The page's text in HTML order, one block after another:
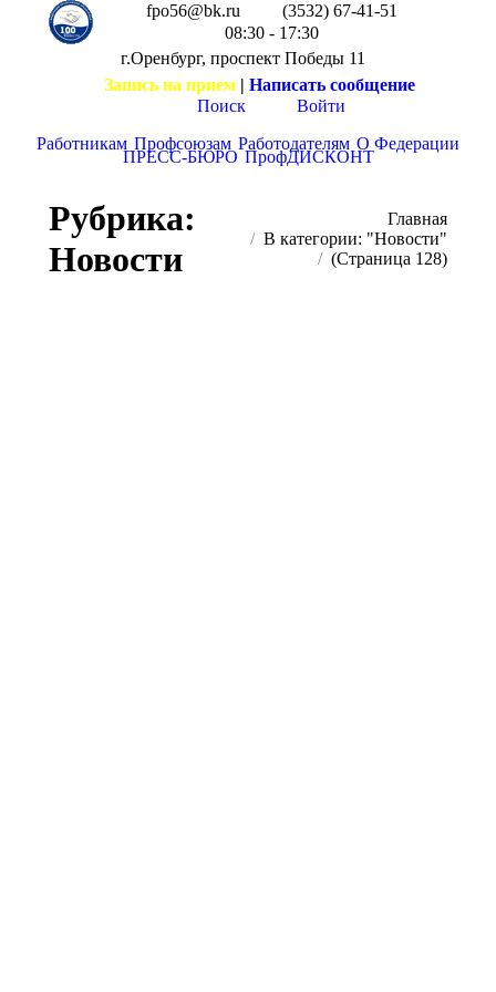
fpo56@bk.ru
(3532) 67-41-51
08:30 - 17:30
г.Оренбург, проспект Победы 11
Запись на прием| Написать сообщение
Поиск
Войти
Работникам Профсоюзам Работодателям О Федерации
ПРЕСС-БЮРО ПрофДИСКОНТ
Рубрика:
Новости
Главная
В категории: "Новости"
(Страница 128)